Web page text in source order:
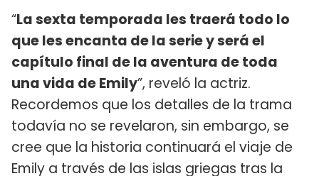
“La sexta temporada les traerá todo lo
que les encanta de la serie y será el
capítulo final de la aventura de toda
una vida de Emily”, reveló la actriz.
Recordemos que los detalles de la trama
todavía no se revelaron, sin embargo, se
cree que la historia continuará el viaje de
Emily a través de las islas griegas tras la